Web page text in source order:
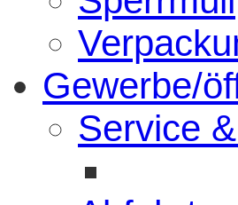
Gewerbe/
Service